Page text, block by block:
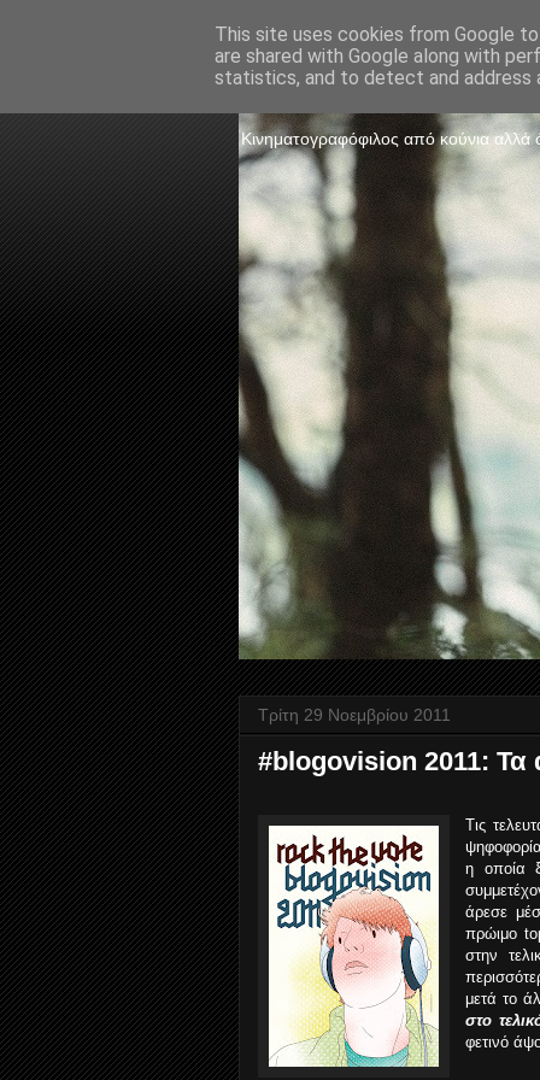
The Frame
Κινηματογραφόφιλος από κούνια αλλά
Τρίτη 29 Νοεμβρίου 2011
#blogovision 2011: Τα
Τις
η οποία
άρεσε
πρώιμο
στην
μετά το
στο
φετινό
This site uses cookies from Google
are shared with Google along with
statistics, and to detect and address